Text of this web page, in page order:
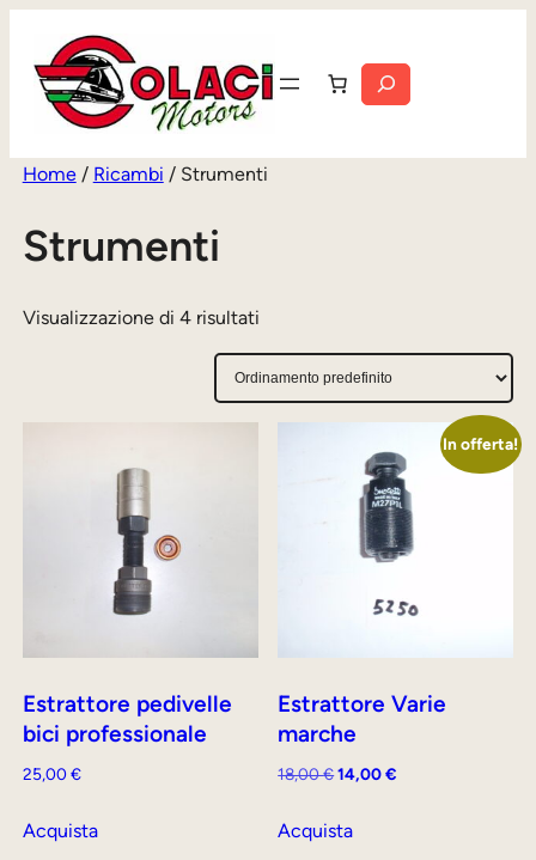
contenuto
Cerca
Home/ Ricambi / Strumenti
Strumenti
Visualizzazione di 4 risultati
Estrattore pedivelle
bici professionale
25,00€
Acquista
In offerta!
Estrattore Varie
marche
18,00€Il
originale
14,00€
Acquista